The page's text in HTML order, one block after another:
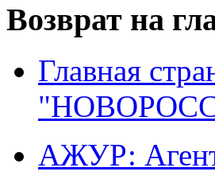
Возврат на
Главная
АЖУР: